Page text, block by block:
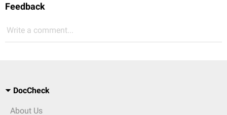
Feedback
Write a comment...
DocCheck
About Us